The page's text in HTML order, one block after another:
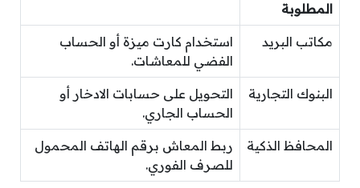
المطلوبة
مكاتب البريد
استخدام كارت ميزة أو الحساب
الفضي للمعاشات.
البنوك التجارية
التحويل على حسابات الادخار أو
الحساب الجاري.
المحافظ الذكية
ربط المعاش برقم الهاتف المحمول
للصرف الفوري.